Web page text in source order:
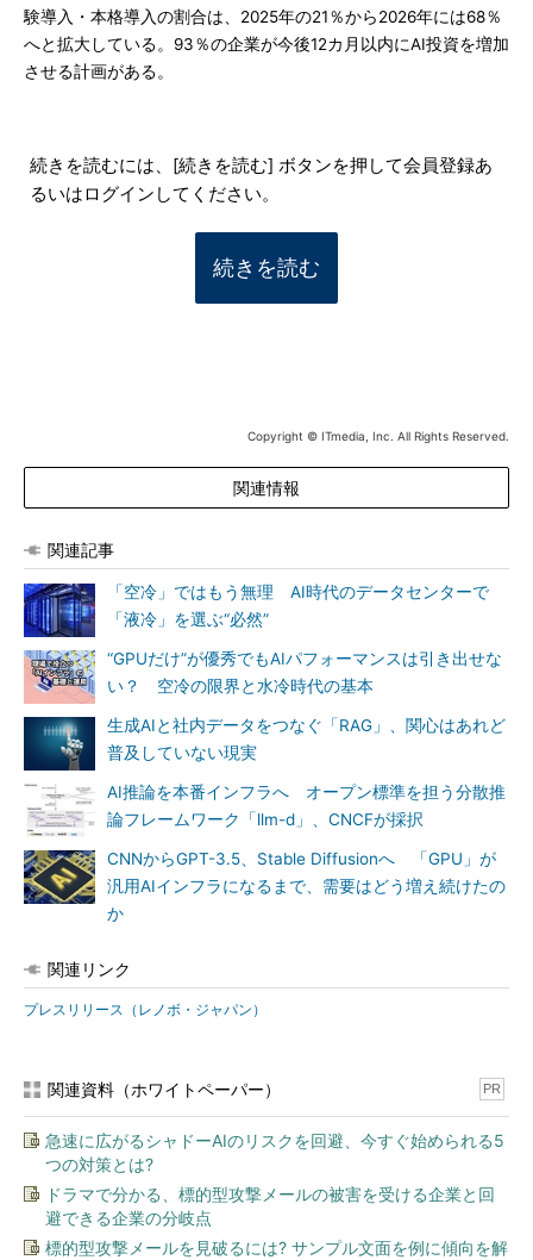
験導入・本格導入の割合は、2025年の21％から2026年には68％
へと拡大している。93％の企業が今後12カ月以内にAI投資を増加
させる計画がある。
続きを読むには、[続きを読む] ボタンを押して会員登録あ
るいはログインしてください。
続きを読む
Copyright © ITmedia, Inc. All Rights Reserved.
関連情報
関連記事
「空冷」ではもう無理 AI時代のデータセンターで
「液冷」を選ぶ“必然”
“GPUだけ”が優秀でもAIパフォーマンスは引き出せな
い？ 空冷の限界と水冷時代の基本
生成AIと社内データをつなぐ「RAG」、関心はあれど
普及していない現実
AI推論を本番インフラへ オープン標準を担う分散推
論フレームワーク「llm-d」、CNCFが採択
CNNからGPT-3.5、Stable Diffusionへ 「GPU」が
汎用AIインフラになるまで、需要はどう増え続けたの
か
関連リンク
プレスリリース（レノボ・ジャパン）
関連資料（ホワイトペーパー） PR
急速に広がるシャドーAIのリスクを回避、今すぐ始められる5
つの対策とは?
ドラマで分かる、標的型攻撃メールの被害を受ける企業と回
避できる企業の分岐点
標的型攻撃メールを見破るには? サンプル文面を例に傾向を解